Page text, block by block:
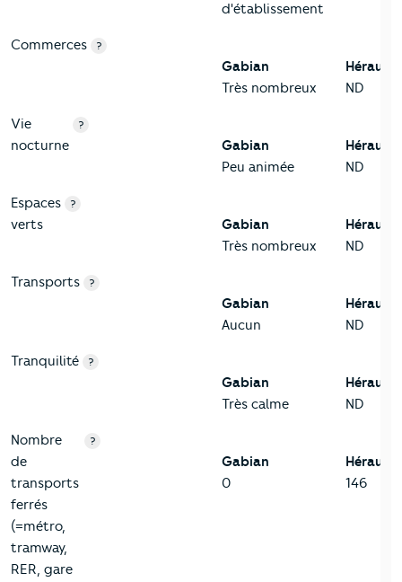
d'établissement
Commerces ?
Gabian
Très nombreux
Hérault
ND
Vie
nocturne
?
Gabian
Peu animée
Hérault
ND
Espaces
verts
?
Gabian
Très nombreux
Hérault
ND
Transports ?
Gabian
Aucun
Hérault
ND
Tranquilité ?
Gabian
Très calme
Hérault
ND
Nombre
de
transports
ferrés
(=métro,
tramway,
RER, gare
?
Gabian
0
Hérault
146